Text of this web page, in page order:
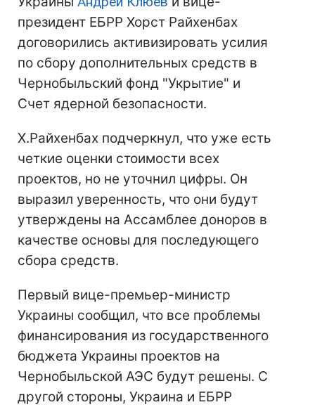
президент ЕБРР Хорст Райхенбах
договорились активизировать усилия
по сбору дополнительных средств в
Чернобыльский фонд "Укрытие" и
Счет ядерной безопасности.
Х.Райхенбах подчеркнул, что уже есть
четкие оценки стоимости всех
проектов, но не уточнил цифры. Он
выразил уверенность, что они будут
утверждены на Ассамблее доноров в
качестве основы для последующего
сбора средств.
Первый вице-премьер-министр
Украины сообщил, что все проблемы
финансирования из государственного
бюджета Украины проектов на
Чернобыльской АЭС будут решены. С
другой стороны, Украина и ЕБРР